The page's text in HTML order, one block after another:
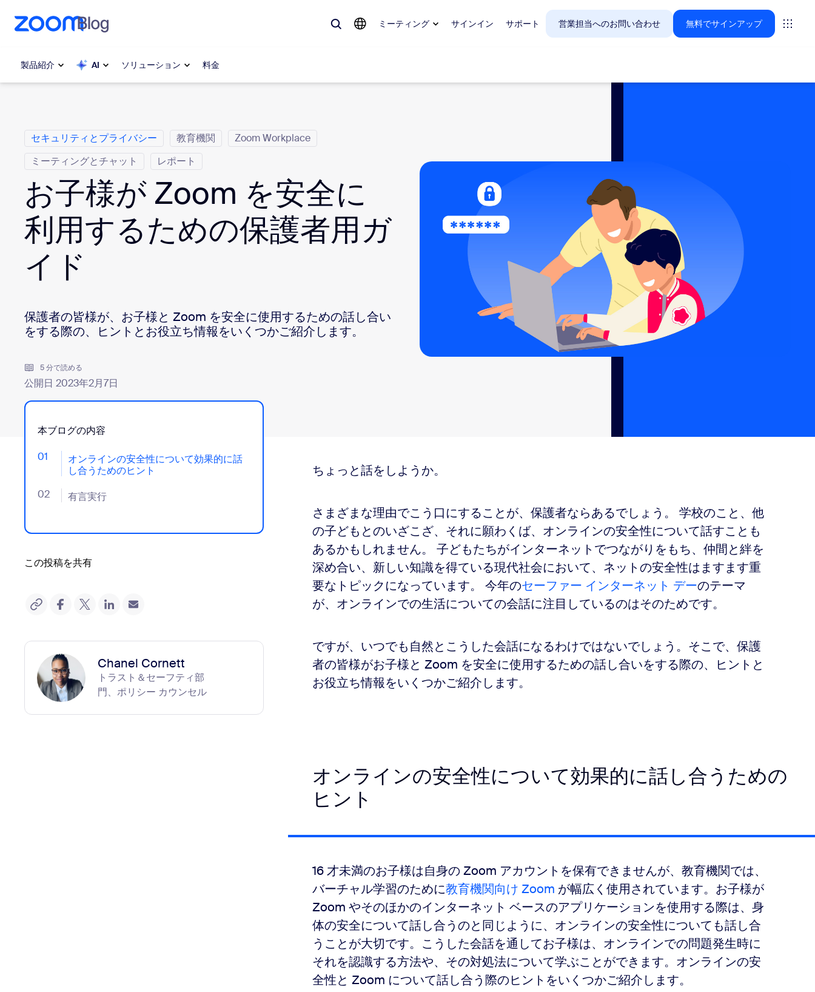
テンツへスキップ
ャットへスキップ
製品紹介 AI ソリューション 料金
ミーティング サインイン サポート 営業担当へのお問い合わせ 無料でサインアップ
Zoom Workplace
Zoomビジネスサービス
Zoom CX
Zoom AI
デベロッパー
注目を集めているもの、トレンドになっているもの、話題を呼んでいるもの — Zoomのお客様が今関心を寄せているソリューションをご紹
My Notes
ZoomMate
電話
CXインサイト
デスクトップにインストール
ダウンロードセンター
カ テ ゴ リ
セキュリティとプライバシー 教育機関
Zoom Workplace
ミーティングとチャット
レポート
お子様が Zoom を安全に
利用するための保護者用ガ
イド
保護者の皆様が、お子様と Zoom を安全に使用するための話し合い
をする際の、ヒントとお役立ち情報をいくつかご紹介します。
5 分で読める
公開日 2023年2月7日
本ブログの内容
01
オンラインの安全性について効果的に話
し合うためのヒント
- Jumplink to オンラインの安全性について効果的に話し合うためのヒント
02 有言実行
- Jumplink to 有言実行
この投稿を共有
Chanel Cornett
トラスト＆セーフティ部
門、ポリシー カウンセル
ちょっと話をしようか。
さまざまな理由でこう口にすることが、保護者ならあるでしょう。 学校のこと、他
の子どもとのいざこざ、それに願わくば、オンラインの安全性について話すことも
あるかもしれません。 子どもたちがインターネットでつながりをもち、仲間と絆を
深め合い、新しい知識を得ている現代社会において、ネットの安全性はますます重
要なトピックになっています。 今年のセーファー インターネット デーのテーマ
が、オンラインでの生活についての会話に注目しているのはそのためです。
ですが、いつでも自然とこうした会話になるわけではないでしょう。そこで、保護
者の皆様がお子様と Zoom を安全に使用するための話し合いをする際の、ヒントと
お役立ち情報をいくつかご紹介します。
オンラインの安全性について効果的に話し合うための
ヒント
16 才未満のお子様は自身の Zoom アカウントを保有できませんが、教育機関では、
バーチャル学習のために教育機関向け Zoom が幅広く使用されています。お子様が
Zoom やそのほかのインターネット ベースのアプリケーションを使用する際は、身
体の安全について話し合うのと同じように、オンラインの安全性についても話し合
うことが大切です。こうした会話を通してお子様は、オンラインでの問題発生時に
それを認識する方法や、その対処法について学ぶことができます。オンラインの安
全性と Zoom について話し合う際のヒントをいくつかご紹介します。